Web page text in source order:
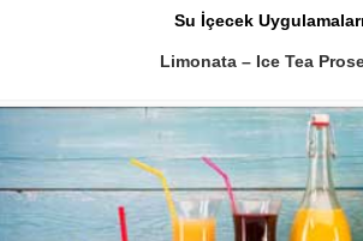
Su İçecek Uygulamaları
Limonata – Ice Tea